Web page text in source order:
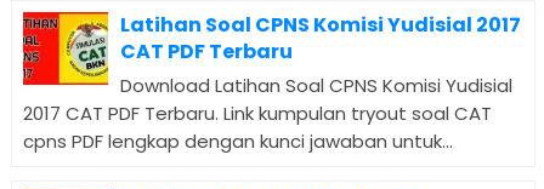
Latihan Soal CPNS Komisi Yudisial 2017
CAT PDF Terbaru
Download Latihan Soal CPNS Komisi Yudisial
2017 CAT PDF Terbaru. Link kumpulan tryout soal CAT
cpns PDF lengkap dengan kunci jawaban untuk...